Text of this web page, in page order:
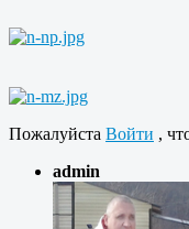
Пожалуйста Войти ,
admin